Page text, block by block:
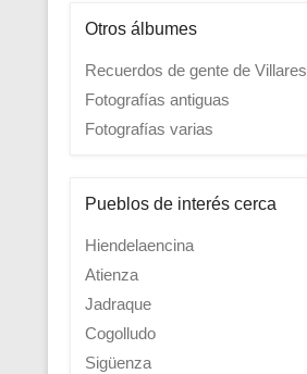
Otros álbumes
Recuerdos de gente de Villares
Fotografías antiguas
Fotografías varias
Pueblos de interés cerca
Hiendelaencina
Atienza
Jadraque
Cogolludo
Sigüenza